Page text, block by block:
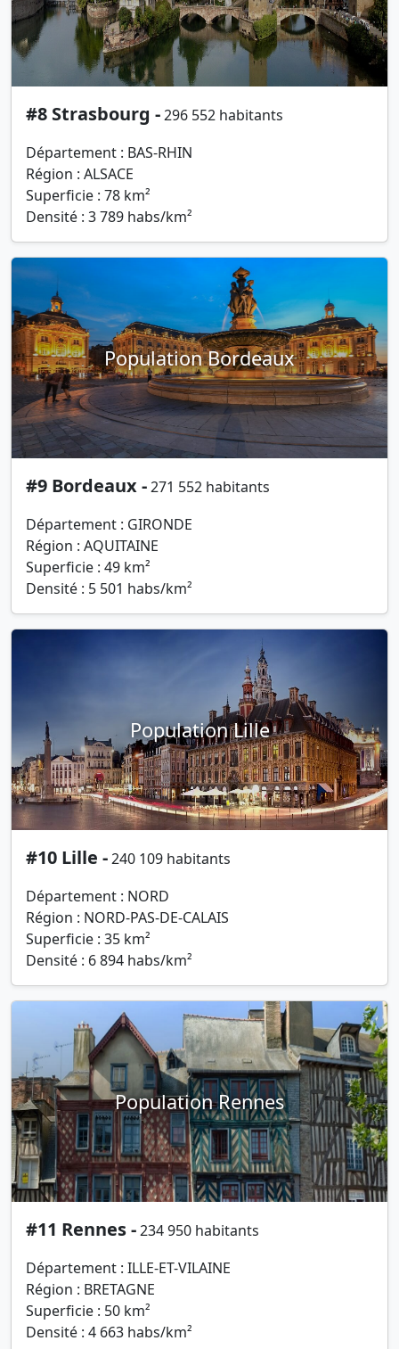
#8 Strasbourg -296 552 habitants
Département : BAS-RHIN
Région : ALSACE
Superficie : 78 km²
Densité : 3 789 habs/km²
Population Bordeaux
#9 Bordeaux -271 552 habitants
Département : GIRONDE
Région : AQUITAINE
Superficie : 49 km²
Densité : 5 501 habs/km²
Population Lille
#10 Lille -240 109 habitants
Département : NORD
Région : NORD-PAS-DE-CALAIS
Superficie : 35 km²
Densité : 6 894 habs/km²
Population Rennes
#11 Rennes -234 950 habitants
Département : ILLE-ET-VILAINE
Région : BRETAGNE
Superficie : 50 km²
Densité : 4 663 habs/km²